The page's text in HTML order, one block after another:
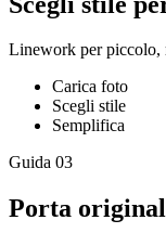
Linework per piccolo,
Carica foto
Scegli stile
Semplifica
Guida 03
Porta